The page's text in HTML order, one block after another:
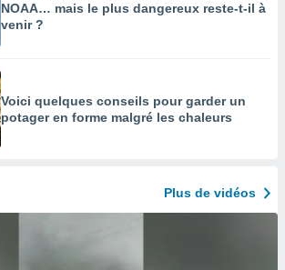
NOAA… mais le plus dangereux reste-t-il à
venir ?
Voici quelques conseils pour garder un
potager en forme malgré les chaleurs
Plus de vidéos